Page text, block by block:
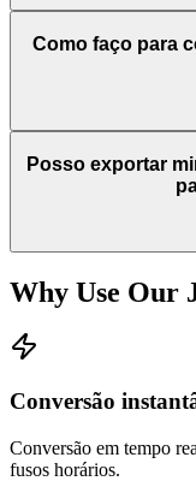
Como faço para
Posso exportar
Why Use Our
Conversão
Conversão em tempo
fusos horários.